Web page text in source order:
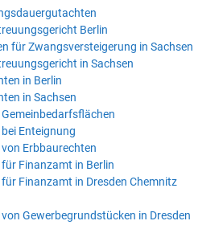
Berlin
für Zwangsversteigerung in Sachsen
in Sachsen
in Berlin
in Sachsen
Enteignung
Erbbaurechten
Finanzamt in Berlin
Finanzamt in Dresden Chemnitz
Gewerbegrundstücken in Dresden